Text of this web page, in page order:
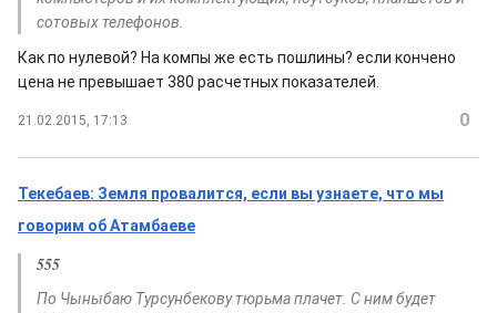
сотовых телефонов.
Как по нулевой? На компы же есть пошлины? если кончено
цена не превышает 380 расчетных показателей.
21.02.2015, 17:13 0
Текебаев: Земля провалится, если вы узнаете, что мы
говорим об Атамбаеве
555
По Чыныбаю Турсунбекову тюрьма плачет. С ним будет